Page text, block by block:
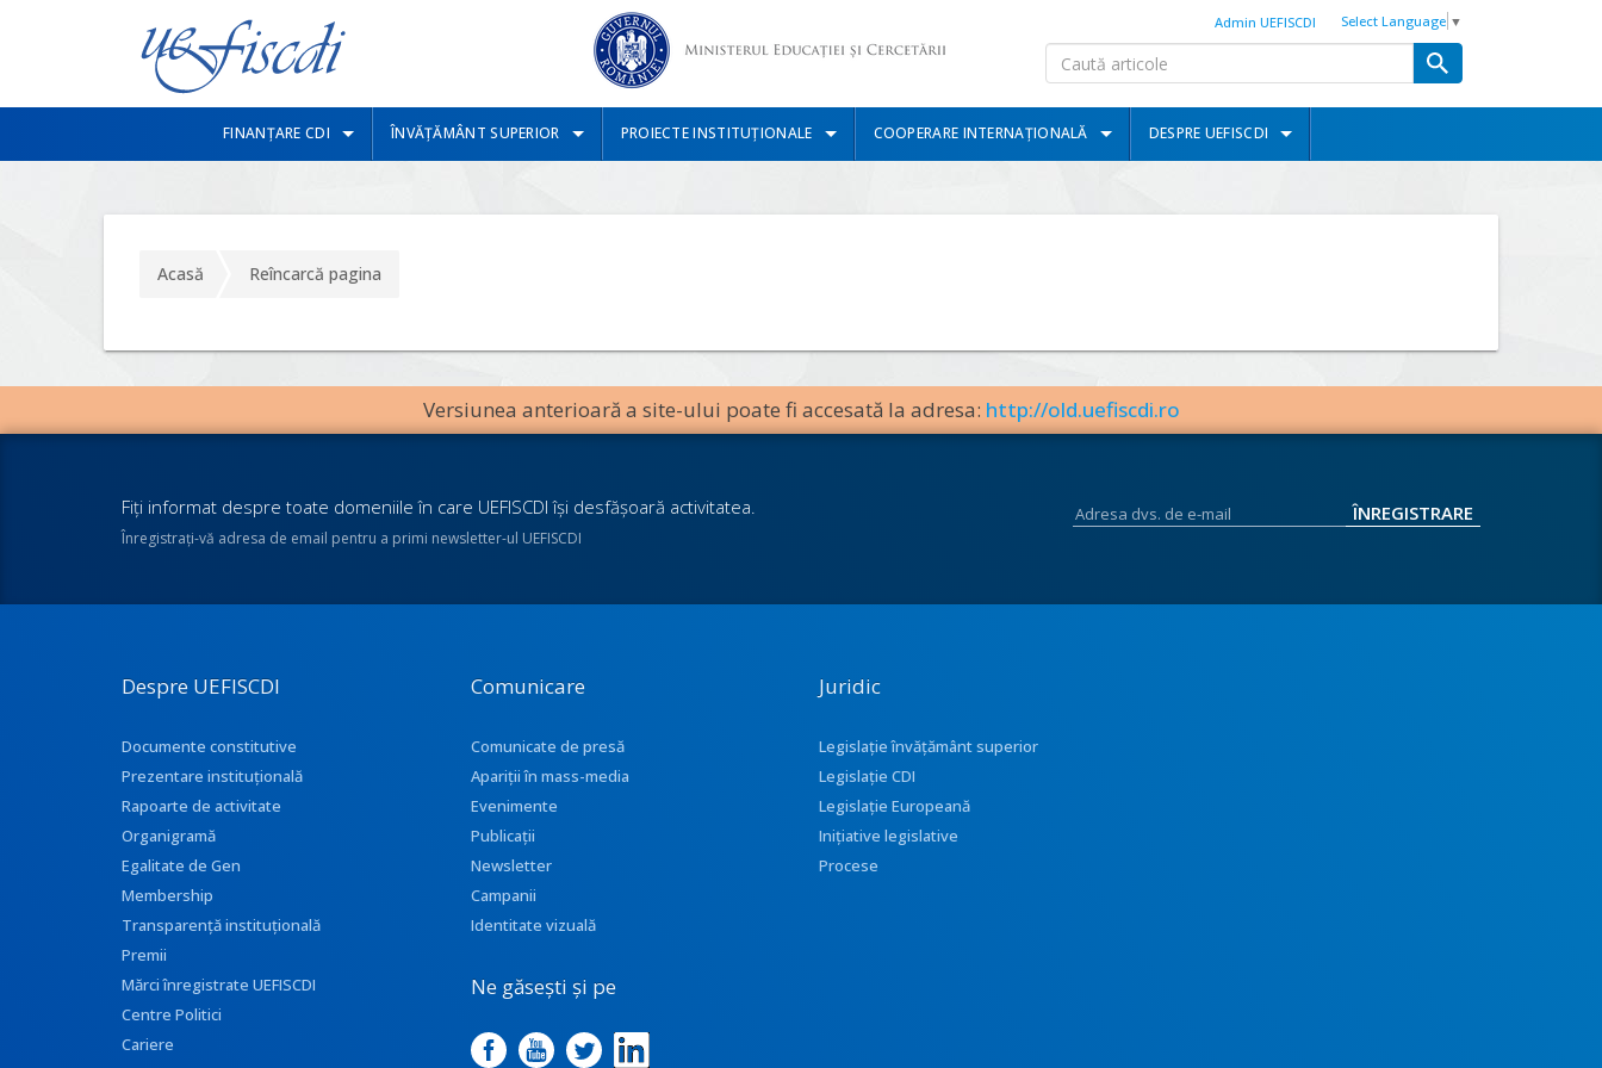
Select Language ▼
Admin UEFISCDI
FINANȚARE CDI ÎNVĂȚĂMÂNT SUPERIOR PROIECTE INSTITUȚIONALE COOPERARE INTERNAȚIONALĂ DESPRE UEFISCDI
Acasă Reîncarcă pagina
Versiunea anterioară a site-ului poate fi accesată la adresa: http://old.uefiscdi.ro
Fiţi informat despre toate domeniile în care UEFISCDI îşi desfăşoară activitatea.
Înregistraţi-vă adresa de email pentru a primi newsletter-ul UEFISCDI
Despre UEFISCDI
Documente constitutive
Prezentare instituţională
Rapoarte de activitate
Organigramă
Egalitate de Gen
Membership
Transparenţă instituţională
Premii
Mărci înregistrate UEFISCDI
Centre Politici
Cariere
Comunicare
Comunicate de presă
Apariţii în mass-media
Evenimente
Publicații
Newsletter
Campanii
Identitate vizuală
Ne găsești și pe
Juridic
Legislație învățământ superior
Legislație CDI
Legislație Europeană
Inițiative legislative
Procese